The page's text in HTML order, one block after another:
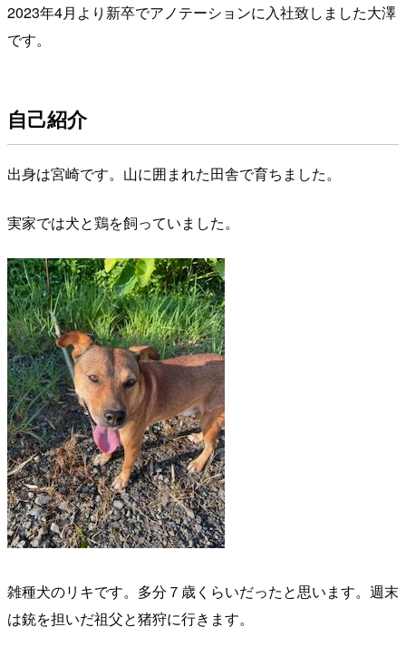
2023年4月より新卒でアノテーションに入社致しました大澤
です。
自己紹介
出身は宮崎です。山に囲まれた田舎で育ちました。
実家では犬と鶏を飼っていました。
雑種犬のリキです。多分７歳くらいだったと思います。週末
は銃を担いだ祖父と猪狩に行きます。